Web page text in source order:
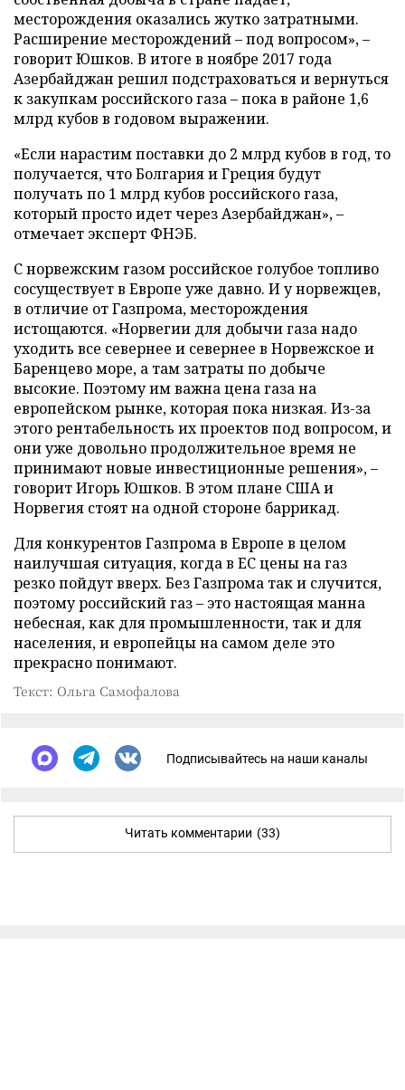
месторождения оказались жутко затратными.
Расширение месторождений – под вопросом», –
говорит Юшков. В итоге в ноябре 2017 года
Азербайджан решил подстраховаться и вернуться
к закупкам российского газа – пока в районе 1,6
млрд кубов в годовом выражении.
«Если нарастим поставки до 2 млрд кубов в год, то
получается, что Болгария и Греция будут
получать по 1 млрд кубов российского газа,
который просто идет через Азербайджан», –
отмечает эксперт ФНЭБ.
С норвежским газом российское голубое топливо
сосуществует в Европе уже давно. И у норвежцев,
в отличие от Газпрома, месторождения
истощаются. «Норвегии для добычи газа надо
уходить все севернее и севернее в Норвежское и
Баренцево море, а там затраты по добыче
высокие. Поэтому им важна цена газа на
европейском рынке, которая пока низкая. Из-за
этого рентабельность их проектов под вопросом, и
они уже довольно продолжительное время не
принимают новые инвестиционные решения», –
говорит Игорь Юшков. В этом плане США и
Норвегия стоят на одной стороне баррикад.
Для конкурентов Газпрома в Европе в целом
наилучшая ситуация, когда в ЕС цены на газ
резко пойдут вверх. Без Газпрома так и случится,
поэтому российский газ – это настоящая манна
небесная, как для промышленности, так и для
населения, и европейцы на самом деле это
прекрасно понимают.
Текст: Ольга Самофалова
Подписывайтесь на наши каналы
Читать комментарии (33)